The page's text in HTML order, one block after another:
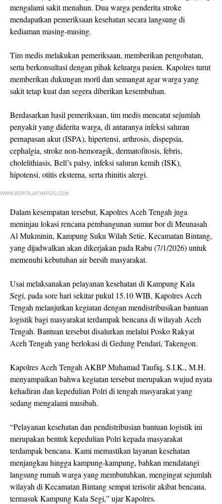
mengalami sakit menahun. Dua warga penderita stroke
mendapatkan pemeriksaan kesehatan secara langsung di
kediaman masing-masing.
Tim medis melakukan pemeriksaan, memberikan pengobatan,
serta berkonsultasi dengan pihak keluarga pasien. Kapolres turut
memberikan dukungan moril dan semangat agar warga yang
sakit tetap kuat dan segera diberikan kesembuhan.
Berdasarkan hasil pemeriksaan, tim medis mencatat sejumlah
penyakit yang diderita warga, di antaranya infeksi saluran
pernapasan akut (ISPA), hipertensi, arthrosis, dispepsia,
cephalgia, stroke non-hemoragik, dermatofitosis, febris,
cholelithiasis, Bell’s palsy, infeksi saluran kemih (ISK),
hipotensi, otitis eksterna, serta rhinitis alergi.
WWW.BERITAJATIMPOS.COM
Dalam kesempatan tersebut, Kapolres Aceh Tengah juga
meninjau lokasi rencana pembangunan sumur bor di Meunasah
Al Mukminin, Kampung Suku Wilah Setie, Kecamatan Bintang,
yang dijadwalkan akan dikerjakan pada Rabu (7/1/2026) untuk
memenuhi kebutuhan air bersih masyarakat.
Usai melaksanakan pelayanan kesehatan di Kampung Kala
Segi, pada sore hari sekitar pukul 15.10 WIB, Kapolres Aceh
Tengah melanjutkan kegiatan dengan mendistribusikan bantuan
logistik bagi masyarakat terdampak bencana di wilayah Aceh
Tengah. Bantuan tersebut disalurkan melalui Posko Rakyat
Aceh Tengah yang berlokasi di Gedung Pendari, Takengon.
Kapolres Aceh Tengah AKBP Muhamad Taufiq, S.I.K., M.H.
menyampaikan bahwa kegiatan tersebut merupakan wujud nyata
kehadiran dan kepedulian Polri di tengah masyarakat yang
sedang mengalami musibah.
“Pelayanan kesehatan dan pendistribusian bantuan logistik ini
merupakan bentuk kepedulian Polri kepada masyarakat
terdampak bencana. Kami memastikan layanan kesehatan
menjangkau hingga kampung-kampung, bahkan mendatangi
langsung rumah warga yang membutuhkan, mengingat sejumlah
wilayah di Kecamatan Bintang sempat terisolir akibat bencana,
termasuk Kampung Kala Segi,” ujar Kapolres.